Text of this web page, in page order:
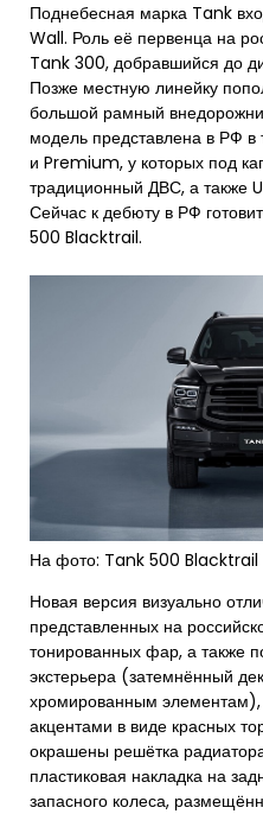
Поднебесная марка Tank
Wall. Роль её первенца на
Tank 300, добравшийся до
Позже местную линейку
большой рамный
модель представлена в РФ
и Premium, у которых под
традиционный ДВС, а также
Сейчас к дебюту в РФ
500 Blacktrail.
На фото: Tank 500 Blacktrail
Новая версия визуально
представленных на
тонированных фар, а также
экстерьера (затемнённый
хромированным
акцентами в виде красных
окрашены решётка
пластиковая накладка на
запасного колеса,